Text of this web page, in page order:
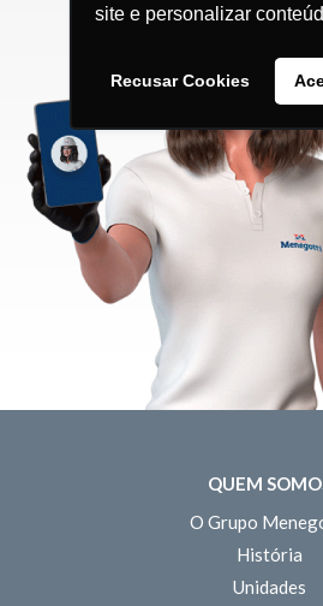
site e personalizar
Recusar Cookies
QUEM
O Grupo
História
Unidades